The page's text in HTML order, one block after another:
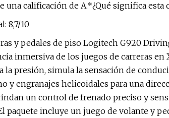
una calificación de A.*¿Qué significa esta
8,7/10
y pedales de piso Logitech G920
inmersiva de los juegos de carreras en
la presión, simula la sensación de
y engranajes helicoidales para una
un control de frenado preciso y
paquete incluye un juego de volante y